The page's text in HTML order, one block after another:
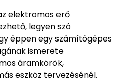
elektromos erő
legyen szó
éppen egy számítógépes
ismerete
áramkörök,
eszköz tervezésénél.